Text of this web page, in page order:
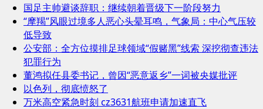
国足主帅避谈辞职：继续朝着晋级下一阶段努力
“摩羯”风眼过境多人恶心头晕耳鸣，气象局：中心气压较
低导致
公安部：全方位摸排足球领域“假赌黑”线索 深挖彻查违法
犯罪行为
董鸿拟任县委书记，曾因“恶意返乡”一词被央媒批评
以色列，彻底愤怒了
万米高空紧急时刻 cz3631航班申请加速直飞